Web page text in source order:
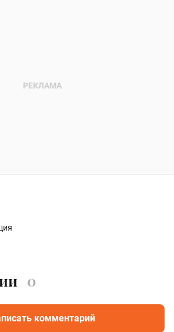
0
комментарий